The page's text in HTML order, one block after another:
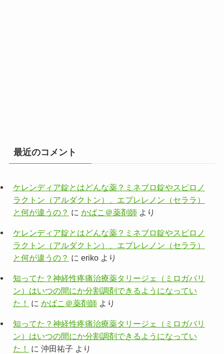
最近のコメント
ケレンディア錠とはどんな薬？ミネブロ錠やスピロノ
ラクトン（アルダクトン）、エプレレノン（セララ）
と何が違うの？ に かばこ＠薬剤師 より
ケレンディア錠とはどんな薬？ミネブロ錠やスピロノ
ラクトン（アルダクトン）、エプレレノン（セララ）
と何が違うの？ に erikoより
知ってた？神経性疼痛治療薬タリージェ（ミロガバリ
ン）はいつの間にか分割調剤できるようになってい
た！
に かばこ＠薬剤師 より
知ってた？神経性疼痛治療薬タリージェ（ミロガバリ
ン）はいつの間にか分割調剤できるようになってい
た！
に 沖田祐子 より